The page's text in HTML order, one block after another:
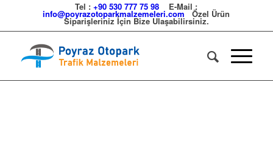
Tel :+90 530 777 75 98 E-Mail :
info@poyrazotoparkmalzemeleri.com Özel Ürün
Siparişleriniz İçin Bize Ulaşabilirsiniz.